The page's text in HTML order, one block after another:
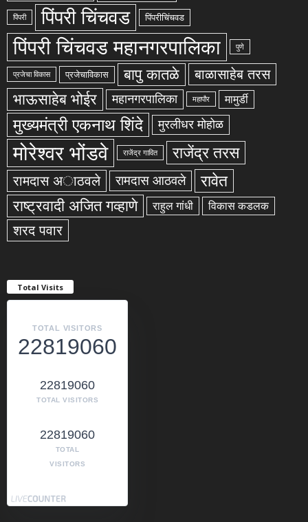
पिंपरी पिंपरी चिंचवड पिंपरीचिंचवड
पिंपरी चिंचवड महानगरपालिका पुणे
प्रजेचा विकास प्रजेचाविकास बापु कातळे बाळासाहेब तरस
भाऊसाहेब भोईर महानगरपालिका महापौर मामुर्डी
मुख्यमंत्री एकनाथ शिंदे मुरलीधर मोहोळ
मोरेश्वर भोंडवे राजेंद्र गावित राजेंद्र तरस
रामदास अाठवले रामदास आठवले रावेत
राष्ट्रवादी अजित गव्हाणे राहुल गांधी विकास कडलक
शरद पवार
Total Visits
TOTAL VISITORS
22819060
22819060
TOTAL VISITORS
22819060
TOTAL
VISITORS